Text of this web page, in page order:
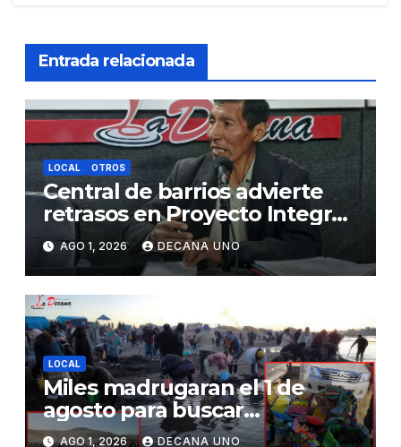
Entrada relacionada
LOCAL OTROS
Central de barrios advierte
retrasos en Proyecto Integral
de Agua y Alcantarillado para
Juliaca
AGO 1, 2026 DECANA UNO
LOCAL
Miles madrugaran el 1 de
agosto para buscar
piedrecillas en los ríos y
AGO 1, 2026 DECANA UNO